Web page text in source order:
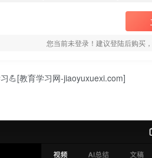
您当前未登录！建议登陆后购买
💪[教育学习网-jiaoyuxuexi.com]